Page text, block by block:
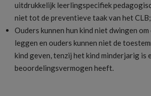
uitdrukkelijk leerlingspecifiek
niet tot de preventieve taak van het CLB;
Ouders kunnen hun kind niet dwingen
leggen en ouders kunnen niet de
kind geven, tenzij het kind minderjarig is
beoordelingsvermogen heeft.